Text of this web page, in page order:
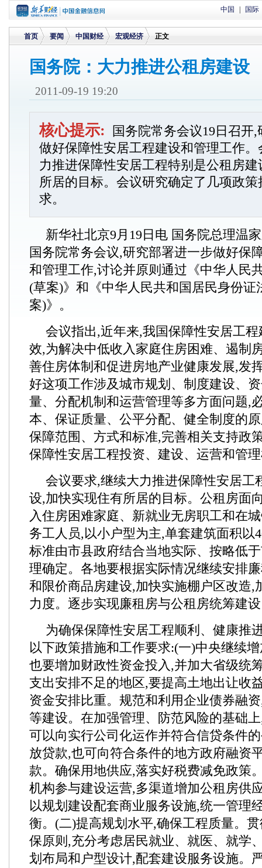
中国 国际
首页
>
要闻
>
中国财经
>
宏观经济 正文
国务院：大力推进公租房建设
2011-09-19 19:20
核心提示:
国务院常务会议19日召开
做好保障性安居工程建设和管理工作
力推进保障性安居工程特别是公租房
所居的目标。会议研究确定了几项政
求。
新华社北京9月19日电 国务院总理温
国务院常务会议,研究部署进一步做好保
和管理工作,讨论并原则通过《中华人民
(草案)》和《中华人民共和国居民身份证
案)》。
会议指出,近年来,我国保障性安居工
效,为解决中低收入家庭住房困难、遏制
善住房体制和促进房地产业健康发展,发
好这项工作涉及城市规划、制度建设、
量、分配机制和运营管理等多方面问题,
本、保证质量、公平分配、健全制度的
保障范围、方式和标准,完善相关支持政
保障性安居工程投资、建设、运营和管
会议要求,继续大力推进保障性安居工
设,加快实现住有所居的目标。公租房面
入住房困难家庭、新就业无房职工和在
务工人员,以小户型为主,单套建筑面积以
标准由市县政府结合当地实际、按略低
理确定。各地要根据实际情况继续安排
和限价商品房建设,加快实施棚户区改造,
力度。逐步实现廉租房与公租房统筹建
为确保保障性安居工程顺利、健康推
以下政策措施和工作要求:(一)中央继续
也要增加财政性资金投入,并加大省级统
支出安排不足的地区,要提高土地出让收
资金安排比重。规范和利用企业债券融
等建设。在加强管理、防范风险的基础
可以向实行公司化运作并符合信贷条件
放贷款,也可向符合条件的地方政府融资
款。确保用地供应,落实好税费减免政策
机构参与建设运营,多渠道增加公租房供
以规划建设配套商业服务设施,统一管理
衡。(二)提高规划水平,确保工程质量。
保原则,充分考虑居民就业、就医、就学
划布局和户型设计,配套建设服务设施。